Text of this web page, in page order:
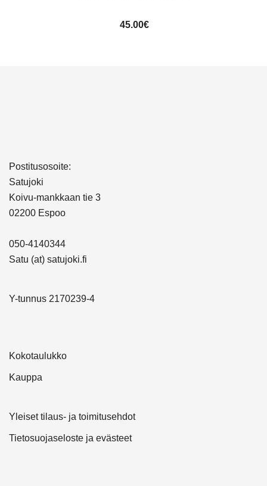
45.00€
Postitusosoite:
Satujoki
Koivu-mankkaan tie 3
02200 Espoo
050-4140344
Satu (at) satujoki.fi
Y-tunnus 2170239-4
Kokotaulukko
Kauppa
Yleiset tilaus- ja toimitusehdot
Tietosuojaseloste ja evästeet